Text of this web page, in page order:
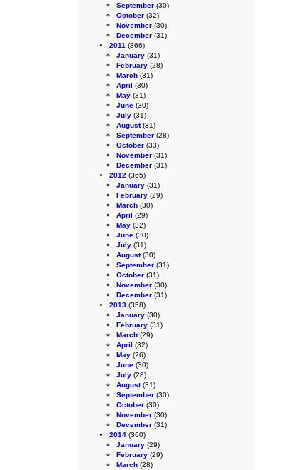
September (30)
October (32)
November (30)
December (31)
2011 (366)
January (31)
February (28)
March (31)
April (30)
May (31)
June (30)
July (31)
August(31)
September (28)
October (33)
November (31)
December (31)
2012 (365)
January (31)
February (29)
March (30)
April (29)
May (32)
June (30)
July (31)
August(30)
September (31)
October (31)
November (30)
December (31)
2013 (358)
January (30)
February (31)
March (29)
April (32)
May (26)
June (30)
July (28)
August(31)
September (30)
October (30)
November (30)
December (31)
2014 (360)
January (29)
February (29)
March (28)